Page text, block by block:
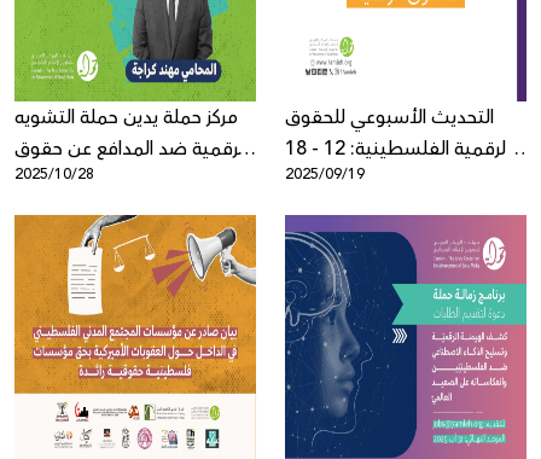
مركز حملة يدين حملة التشويه
الرقمية ضد المدافع عن حقوق
الإنسان المحامي مهند كراجة
2025/10/28
التحديث الأسبوعي للحقوق
الرقمية الفلسطينية: 12 - 18
أيلول
2025/09/19